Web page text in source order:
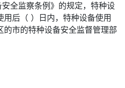
全监察条例》的规定，特种设
后（ ）日内，特种设备使用
市的特种设备安全监督管理部